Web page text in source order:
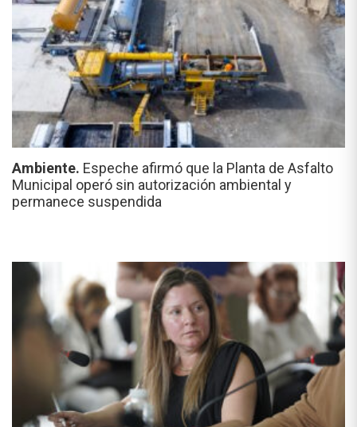
Ambiente. Espeche afirmó que la Planta de Asfalto
Municipal operó sin autorización ambiental y
permanece suspendida